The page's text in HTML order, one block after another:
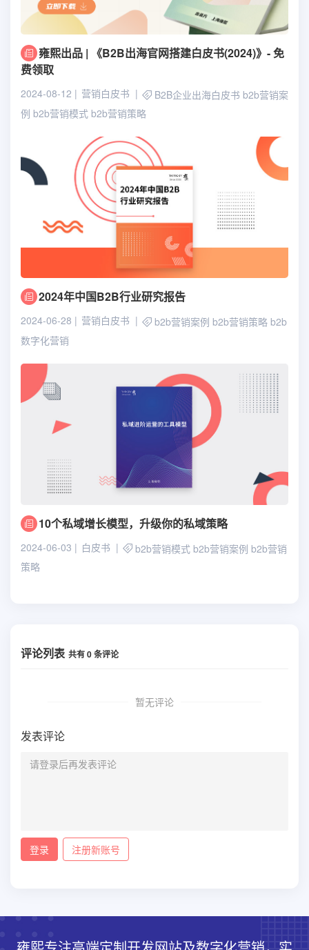
雍熙出品 | 《B2B出海官网搭建白皮书(2024)》- 免
费领取
2024-08-12 营销白皮书 B2B企业出海白皮书 b2b营销案
例 b2b营销模式 b2b营销策略
2024年中国B2B行业研究报告
2024-06-28 营销白皮书 b2b营销案例 b2b营销策略 b2b
数字化营销
10个私域增长模型，升级你的私域策略
2024-06-03 白皮书 b2b营销模式 b2b营销案例 b2b营销
策略
评论列表 共有0条评论
暂无评论
发表评论
登录 注册新账号